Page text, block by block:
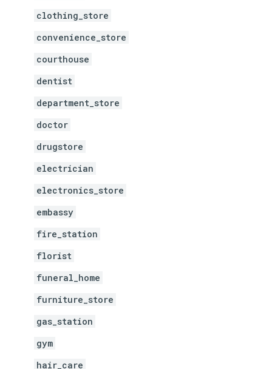
clothing_store
convenience_store
courthouse
dentist
department_store
doctor
drugstore
electrician
electronics_store
embassy
fire_station
florist
funeral_home
furniture_store
gas_station
gym
hair_care